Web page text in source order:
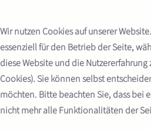
Wir nutzen Cookies auf unserer
essenziell für den Betrieb der Seite,
diese Website und die Nutzererfahrung
Cookies). Sie können selbst
möchten. Bitte beachten Sie, dass bei
nicht mehr alle Funktionalitäten der